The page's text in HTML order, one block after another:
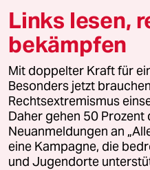
Reisen
Kantine
Shop
Anzeigen
Links lesen,
bekämpfen
Mit doppelter Kraft für
Besonders jetzt
Rechtsextremismus
Daher gehen 50 Prozent
Neuanmeldungen an
eine Kampagne, die
und Jugendorte